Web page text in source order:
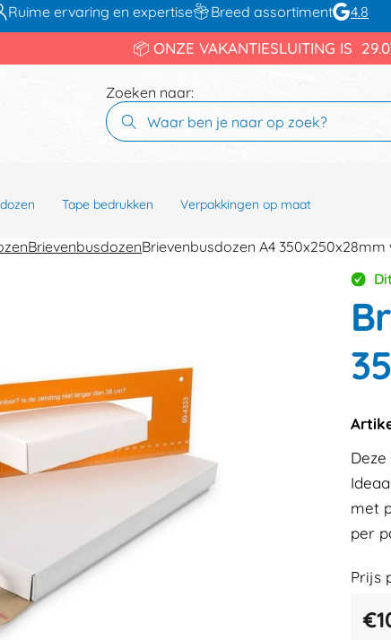
Ruime ervaring en expertise Breed assortiment 4.8
📦 ONZE VAKANTIESLUITING IS
Zoeken naar:
Tape bedrukken Verpakkingen op maat
BrievenbusdozenBrievenbusdozen A4
met
per
Prijs
€